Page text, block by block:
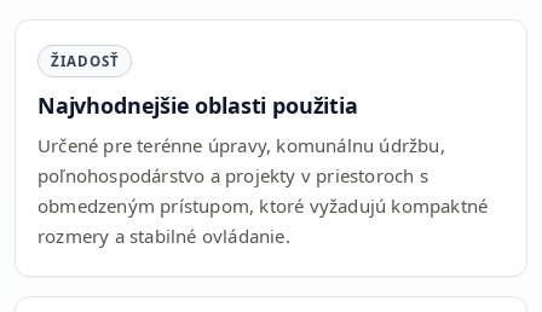
ŽIADOSŤ
Najvhodnejšie oblasti použitia
Určené pre terénne úpravy, komunálnu údržbu,
poľnohospodárstvo a projekty v priestoroch s
obmedzeným prístupom, ktoré vyžadujú kompaktné
rozmery a stabilné ovládanie.